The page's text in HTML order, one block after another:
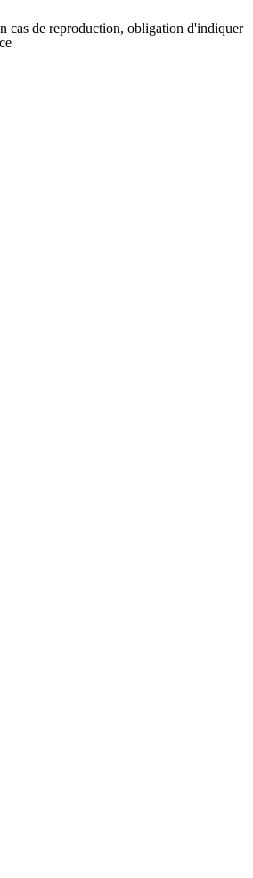
de reproduction, obligation d'indiquer